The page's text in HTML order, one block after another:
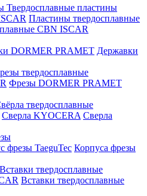
Твердосплавные пластины
Пластины твердосплавные
CBN ISCAR
DORMER PRAMET Державки
твердосплавные
Фрезы DORMER PRAMET
твердосплавные
Сверла KYOCERA Сверла
фрезы TaeguTec Корпуса фрезы
Вставки твердосплавные
Вставки твердосплавные